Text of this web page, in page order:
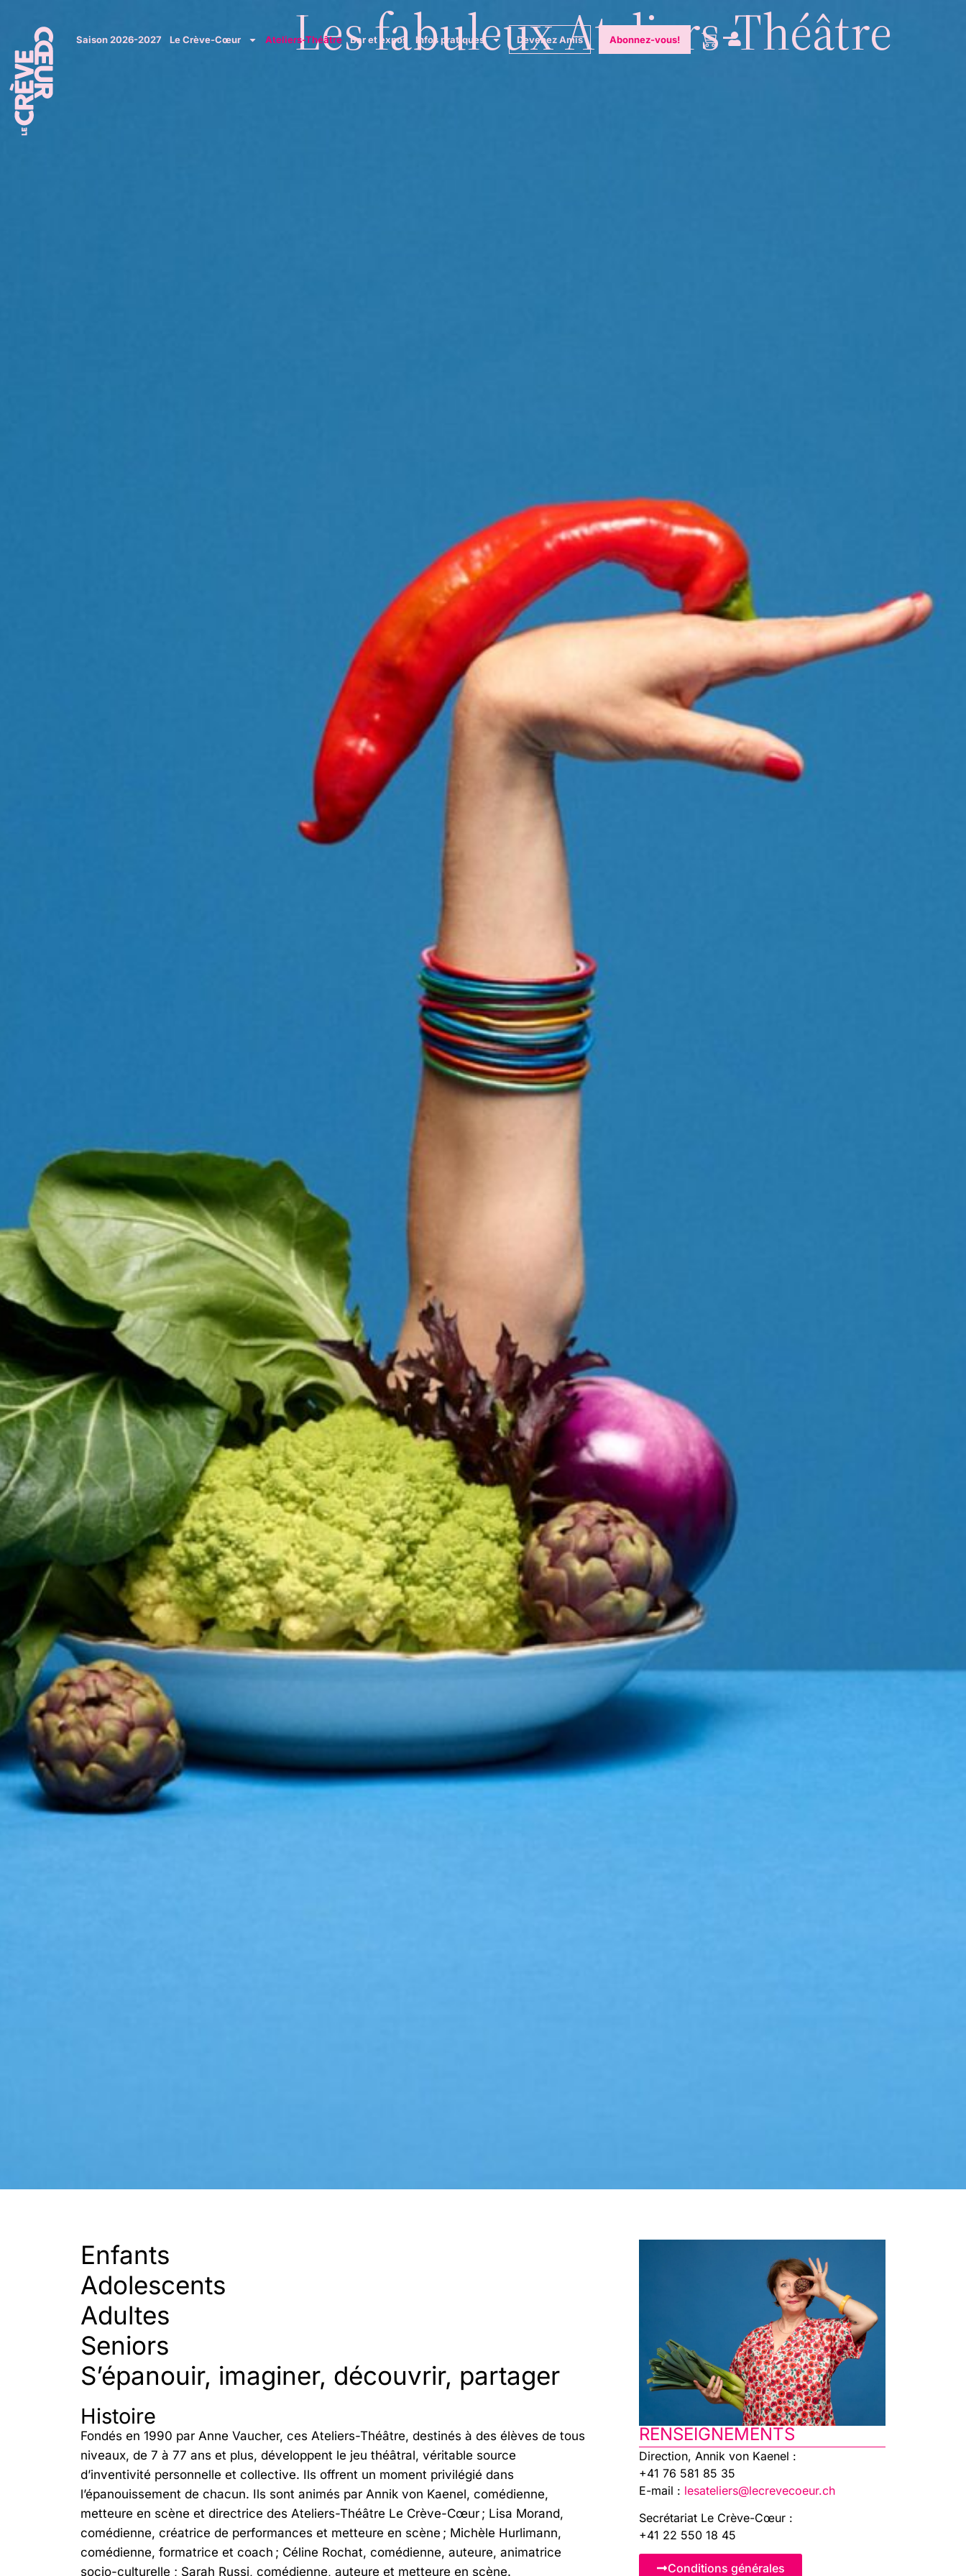
Saison 2026-2027 Le Crève-Cœur Ateliers-Théâtre Bar et expos Infos pratiques Devenez Amis Abonnez-vous!
Les fabuleux Ateliers-Théâtre
Enfants
Adolescents
Adultes
Seniors
S’épanouir, imaginer, découvrir, partager
Histoire
Fondés en 1990 par Anne Vaucher, ces Ateliers-Théâtre, destinés à des élèves de tous
niveaux, de 7 à 77 ans et plus, développent le jeu théâtral, véritable source
d’inventivité personnelle et collective. Ils offrent un moment privilégié dans
l’épanouissement de chacun. Ils sont animés par Annik von Kaenel, comédienne,
metteure en scène et directrice des Ateliers-Théâtre Le Crève-Cœur ; Lisa Morand,
comédienne, créatrice de performances et metteure en scène ; Michèle Hurlimann,
comédienne, formatrice et coach ; Céline Rochat, comédienne, auteure, animatrice
socio-culturelle ; Sarah Russi, comédienne, auteure et metteure en scène.
RENSEIGNEMENTS
Direction, Annik von Kaenel :
+41 76 581 85 35
E-mail : lesateliers@lecrevecoeur.ch
Secrétariat Le Crève-Cœur :
+41 22 550 18 45
Conditions générales